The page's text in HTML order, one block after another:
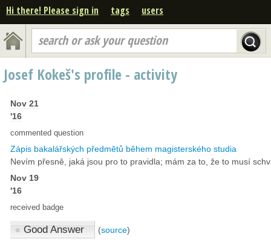
Hi there! Please sign in tags users
search or ask your question
Josef Kokeš's profile - activity
Nov 21
'16
commented question
Zápis bakalářských předmětů během magisterského studia
Nevím přesně, jaká jsou pro to pravidla; mám za to, že to musí
Nov 19
'16
received badge
● Good Answer (source)